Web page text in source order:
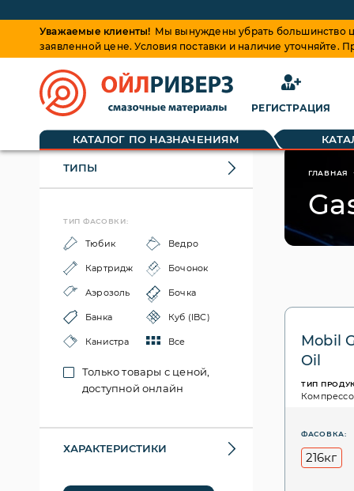
Уважаемые клиенты! Мы вынуждены убрать большинство
заявленной цене. Условия поставки и наличие
РЕГИСТРАЦИЯ
КАТАЛОГ ПО НАЗНАЧЕНИЯМ
ТИПЫ
ТИП ФАСОВКИ:
Тюбик Ведро
Картридж Бочонок
Аэрозоль Бочка
Банка Куб (IBC)
Канистра Все
Только товары с ценой,
доступной онлайн
ХАРАКТЕРИСТИКИ
ГЛАВНАЯ
Mobil
Oil
ТИП
ФАСОВКА:
216кг